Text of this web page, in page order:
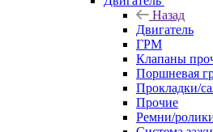
Назад
Двигатель
ГРМ
Клапаны
Поршневая
Прокладки/
Прочие
Ремни/